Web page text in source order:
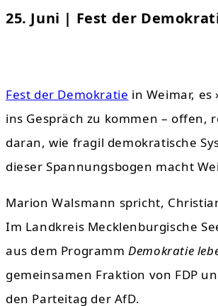
25. Juni | Fest der
Fest der Demokratie in Weimar,
ins Gespräch zu kommen –
daran, wie fragil demokratische
dieser Spannungsbogen macht
Marion Walsmann spricht,
Im Landkreis Mecklenburgische
aus dem ProgrammDemokratie
gemeinsamen Fraktion von FDP
den Parteitag der AfD.